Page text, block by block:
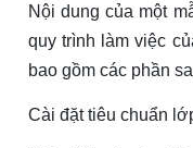
Nội dung của một
quy trình làm việc
bao gồm các phần
Cài đặt tiêu chuẩn